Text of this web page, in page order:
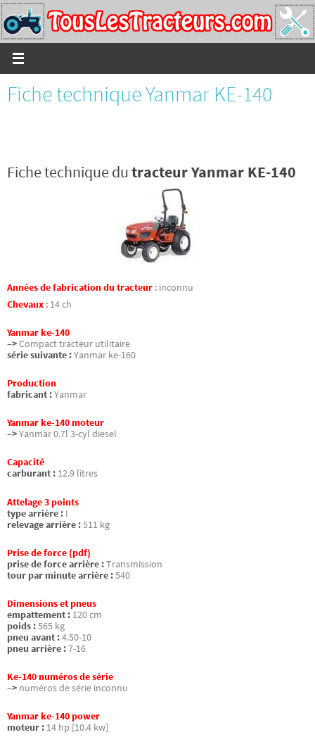
Passer
vers
le
contenu
Fiche technique Yanmar KE-140
Fiche technique dutracteur Yanmar KE-140
Années de fabrication du tracteur : inconnu
Chevaux : 14 ch
Yanmar ke-140
–>Compact tracteur utilitaire
série suivante :Yanmar ke-160
Production
fabricant :Yanmar
Yanmar ke-140 moteur
–>Yanmar 0.7l 3-cyl diesel
Capacité
carburant : 12.9 litres
Attelage 3 points
type arrière : I
relevage arrière :511 kg
Prise de force (pdf)
prise de force arrière :Transmission
tour par minute arrière :540
Dimensions et pneus
empattement : 120 cm
poids :565 kg
pneu avant :4.50-10
pneu arrière :7-16
Ke-140 numéros de série
–> numéros de série inconnu
Yanmar ke-140 power
moteur : 14 hp [10.4 kw]